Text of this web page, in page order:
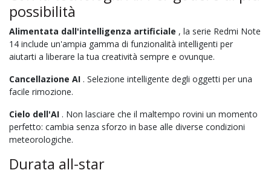
possibilità
Alimentata dall'intelligenza artificiale , la serie Redmi Note
14 include un'ampia gamma di funzionalità intelligenti per
aiutarti a liberare la tua creatività sempre e ovunque.
Cancellazione AI . Selezione intelligente degli oggetti per una
facile rimozione.
Cielo dell'AI . Non lasciare che il maltempo rovini un momento
perfetto: cambia senza sforzo in base alle diverse condizioni
meteorologiche.
Durata all-star